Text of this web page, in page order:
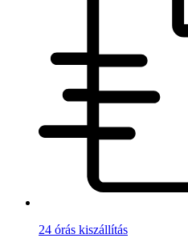
24 órás kiszállítás